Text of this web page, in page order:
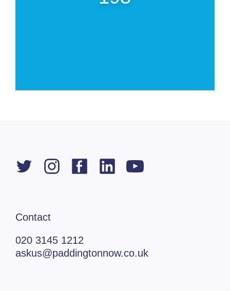
Contact
020 3145 1212
askus@paddingtonnow.co.uk